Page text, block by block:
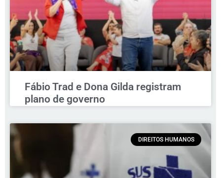
Fábio Trad e Dona Gilda registram
plano de governo
DIREITOS HUMANOS